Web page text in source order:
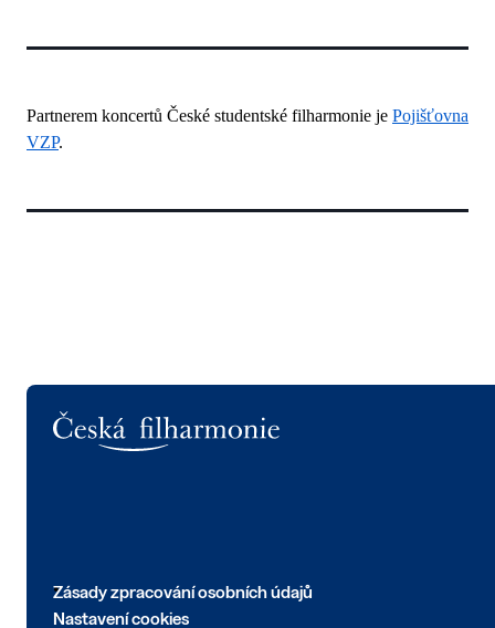
Partnerem koncertů České studentské filharmonie je Pojišťovna
VZP.
Zásady zpracování osobních údajů
Nastavení cookies